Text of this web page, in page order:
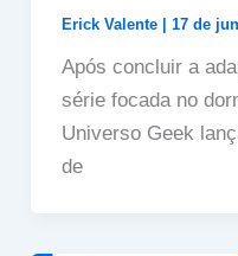
Erick Valente 17 de
Após concluir a
série focada no
Universo Geek
de